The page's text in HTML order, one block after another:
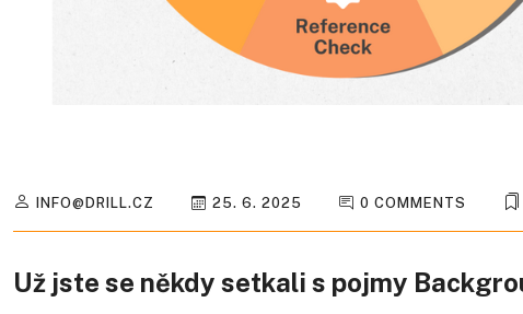
INFO@DRILL.CZ 25. 6. 2025 0 COMMENTS
Už jste se někdy setkali s pojmy